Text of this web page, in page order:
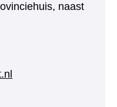
naast